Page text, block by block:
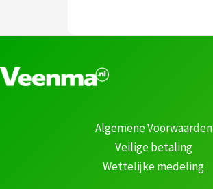
Algemene Voorwaarden
Veilige betaling
Wettelijke medeling